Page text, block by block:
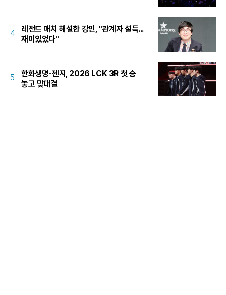
4
레전드 매치 해설한 강민, "관계자 설득...
재미있었다"
5
한화생명-젠지, 2026 LCK 3R 첫 승
놓고 맞대결